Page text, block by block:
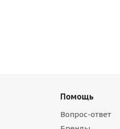
Помощь
Вопрос-ответ